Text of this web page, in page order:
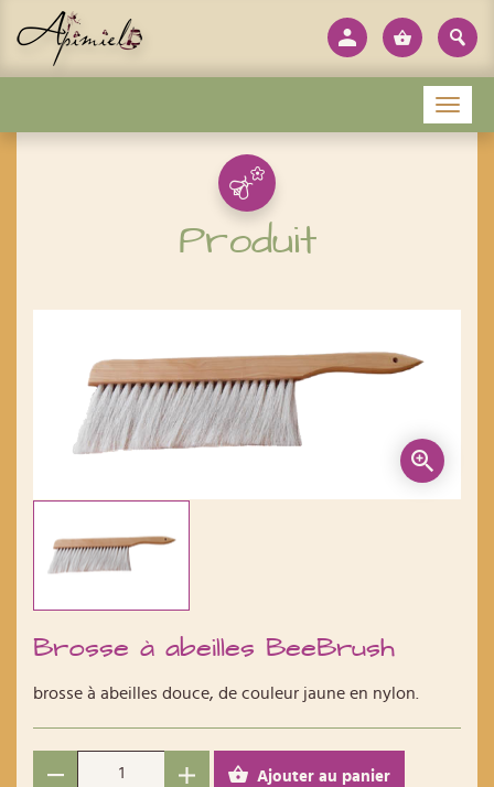
Produit
Brosse à abeilles BeeBrush
brosse à abeilles douce, de couleur jaune en nylon.
Ajouter au panier
Menu
Panneau de gestion des cookies